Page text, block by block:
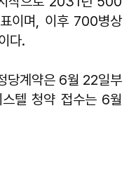
이며, 이후 700병상
다.
당계약은 6월 22일부
텔 청약 접수는 6월